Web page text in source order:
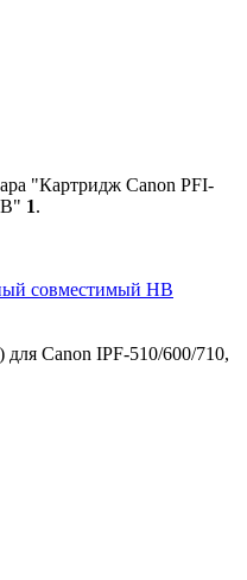
"Картридж Canon PFI-
1.
совместимый HB
Canon IPF-510/600/710,